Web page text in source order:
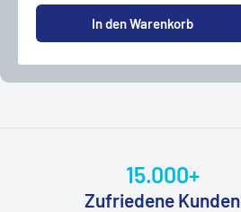
In den Warenkorb
15.000+
Zufriedene Kunden